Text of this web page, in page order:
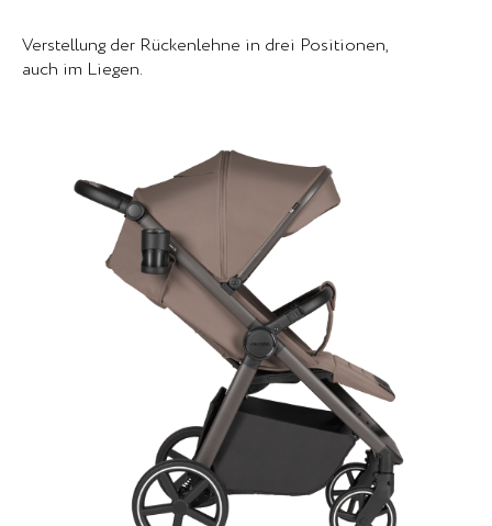
Verstellung der Rückenlehne in drei Positionen,
auch im Liegen.